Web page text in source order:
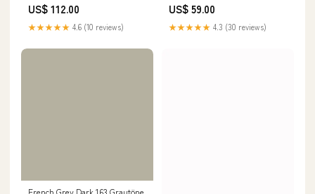
US$ 112.00
★★★★★ 4.6 (10 reviews)
US$ 59.00
★★★★★ 4.3 (30 reviews)
French Grey Dark 163 Grautöne